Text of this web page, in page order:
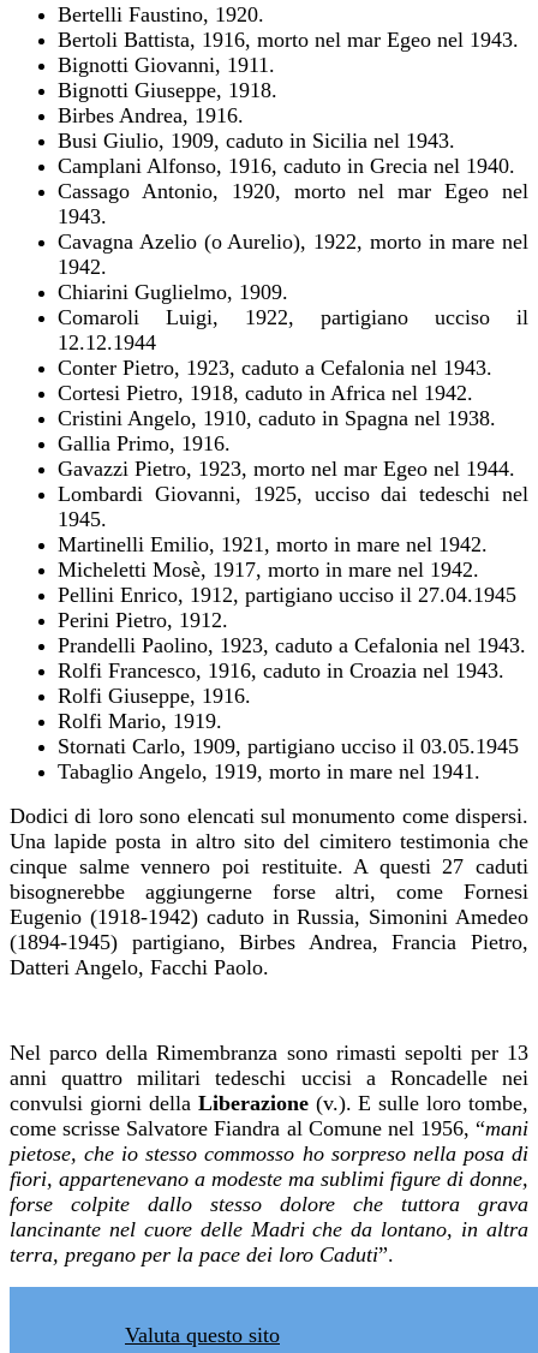
Bertelli Faustino, 1920.
Bertoli Battista, 1916, morto nel mar Egeo nel 1943.
Bignotti Giovanni, 1911.
Bignotti Giuseppe, 1918.
Birbes Andrea, 1916.
Busi Giulio, 1909, caduto in Sicilia nel 1943.
Camplani Alfonso, 1916, caduto in Grecia nel 1940.
Cassago Antonio, 1920, morto nel mar Egeo nel
1943.
Cavagna Azelio (o Aurelio), 1922, morto in mare nel
1942.
Chiarini Guglielmo, 1909.
Comaroli Luigi, 1922, partigiano ucciso il
12.12.1944
Conter Pietro, 1923, caduto a Cefalonia nel 1943.
Cortesi Pietro, 1918, caduto in Africa nel 1942.
Cristini Angelo, 1910, caduto in Spagna nel 1938.
Gallia Primo, 1916.
Gavazzi Pietro, 1923, morto nel mar Egeo nel 1944.
Lombardi Giovanni, 1925, ucciso dai tedeschi nel
1945.
Martinelli Emilio, 1921, morto in mare nel 1942.
Micheletti Mosè, 1917, morto in mare nel 1942.
Pellini Enrico, 1912, partigiano ucciso il 27.04.1945
Perini Pietro, 1912.
Prandelli Paolino, 1923, caduto a Cefalonia nel 1943.
Rolfi Francesco, 1916, caduto in Croazia nel 1943.
Rolfi Giuseppe, 1916.
Rolfi Mario, 1919.
Stornati Carlo, 1909, partigiano ucciso il 03.05.1945
Tabaglio Angelo, 1919, morto in mare nel 1941.
Dodici di loro sono elencati sul monumento come dispersi.
Una lapide posta in altro sito del cimitero testimonia che
cinque salme vennero poi restituite. A questi 27 caduti
bisognerebbe aggiungerne forse altri, come Fornesi
Eugenio (1918-1942) caduto in Russia, Simonini Amedeo
(1894-1945) partigiano, Birbes Andrea, Francia Pietro,
Datteri Angelo, Facchi Paolo.
Nel parco della Rimembranza sono rimasti sepolti per 13
anni quattro militari tedeschi uccisi a Roncadelle nei
convulsi giorni della Liberazione(v.). E sulle loro tombe,
come scrisse Salvatore Fiandra al Comune nel 1956, “mani
pietose, che io stesso commosso ho sorpreso nella posa di
fiori, appartenevano a modeste ma sublimi figure di donne,
forse colpite dallo stesso dolore che tuttora grava
lancinante nel cuore delle Madri che da lontano, in altra
terra, pregano per la pace dei loro Caduti”.
Valuta questo sito